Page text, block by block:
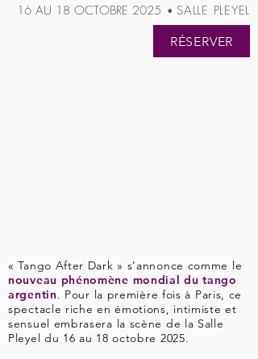
16 AU 18 OCTOBRE 2025 • SALLE PLEYEL
RÉSERVER
« Tango After Dark » s’annonce comme le
nouveau phénomène mondial du tango
argentin. Pour la première fois à Paris, ce
spectacle riche en émotions, intimiste et
sensuel embrasera la scène de la Salle
Pleyel du 16 au 18 octobre 2025.